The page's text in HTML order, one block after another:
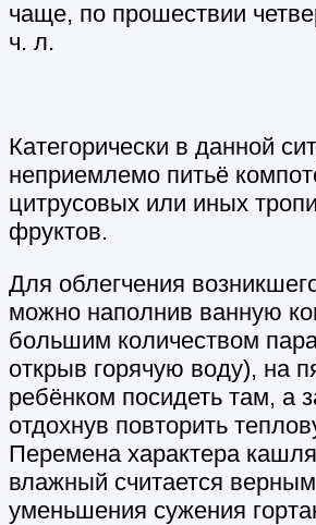
чаще, по прошествии
ч. л.
Категорически в данной
неприемлемо питьё
цитрусовых или иных
фруктов.
Для облегчения
можно наполнив ванную
большим количеством
открыв горячую воду), на
ребёнком посидеть там, а
отдохнув повторить
Перемена характера
влажный считается
уменьшения сужения